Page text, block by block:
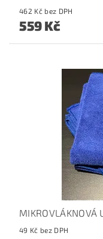
462 Kč bez DPH
559 Kč
49 Kč bez DPH